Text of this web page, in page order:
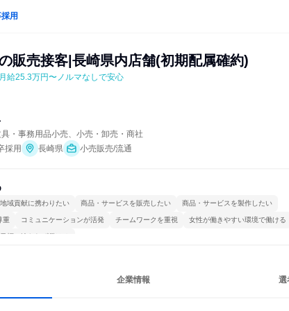
用
販売接客|長崎県内店舗(初期配属確約)
給25.3万円〜ノルマなしで安心
・事務用品小売、小売・卸売・商社
採用 長崎県 小売販売/流通
地域貢献に携わりたい 商品・サービスを販売したい 商品・サービスを製作したい
重 コミュニケーションが活発 チームワークを重視 女性が働きやすい環境で働ける
目標に追われず働ける
企業情報 選